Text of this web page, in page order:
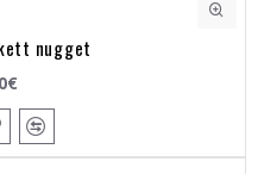
nugget